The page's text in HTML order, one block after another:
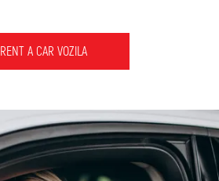
RENT A CAR VOZILA